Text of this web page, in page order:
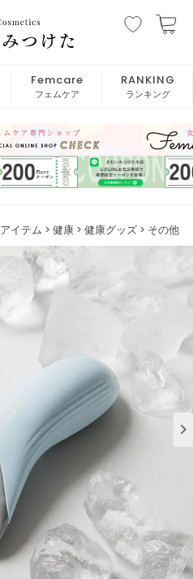
Femcare
フェムケア
RANKING
ランキング
アイテム 健康 健康グッズ その他